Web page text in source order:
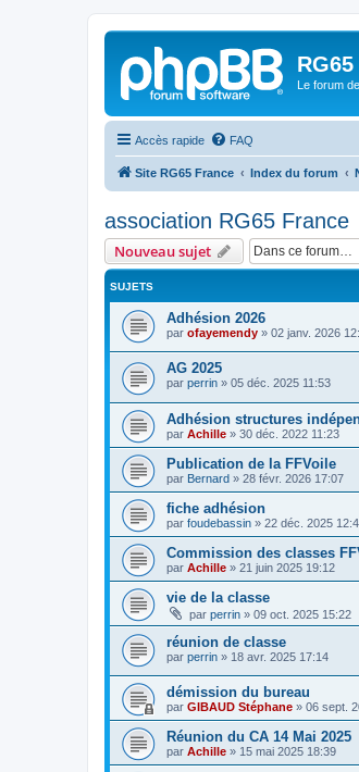
Le forum
Accès rapide FAQ
Site RG65 France Index du forum
association RG65 France
Nouveau sujet
SUJETS
Adhésion 2026
par ofayemendy » 02 janv. 2026
AG 2025
par perrin » 05 déc. 2025 11:53
Adhésion structures
par Achille » 30 déc. 2022 11:23
Publication de la FFVoile
par Bernard » 28 févr. 2026 17:07
fiche adhésion
par foudebassin » 22 déc. 2025
Commission des classes
par Achille » 21 juin 2025 19:12
vie de la classe
par perrin » 09 oct. 2025 15:22
réunion de classe
par perrin » 18 avr. 2025 17:14
démission du bureau
par GIBAUD Stéphane » 06 sept.
Réunion du CA 14 Mai 2025
par Achille » 15 mai 2025 18:39